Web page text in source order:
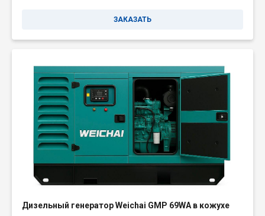
ЗАКАЗАТЬ
Дизельный генератор Weichai GMP 69WA в кожухе